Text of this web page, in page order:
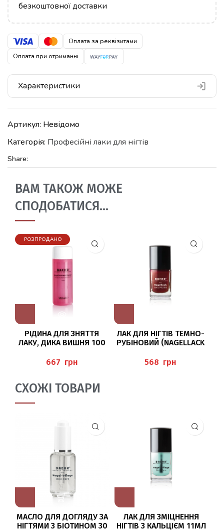
безкоштовної доставки
Оплата за реквізитами
Оплата при отриманні
Характеристики
Артикул: Невідомо
Категорія: Професійні лаки для нігтів
Share:
ВАМ ТАКОЖ МОЖЕ
СПОДОБАТИСЯ…
РОЗПРОДАНО
РІДИНА ДЛЯ ЗНЯТТЯ
ЛАКУ, ДИКА ВИШНЯ 100
грн
ЛАК ДЛЯ НІГТІВ ТЕМНО-
РУБІНОВИЙ (NAGELLACK
BAEHR
грн
СХОЖІ ТОВАРИ
МАСЛО ДЛЯ ДОГЛЯДУ ЗА
НІГТЯМИ З БІОТИНОМ 30
ЛАК ДЛЯ ЗМІЦНЕННЯ
НІГТІВ З КАЛЬЦІЄМ 11МЛ